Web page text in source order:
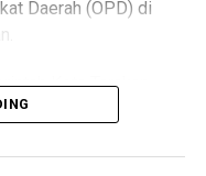
Daerah (OPD) di
Kota Tarakan
Rancangan Peraturan
dinilai telah melalui